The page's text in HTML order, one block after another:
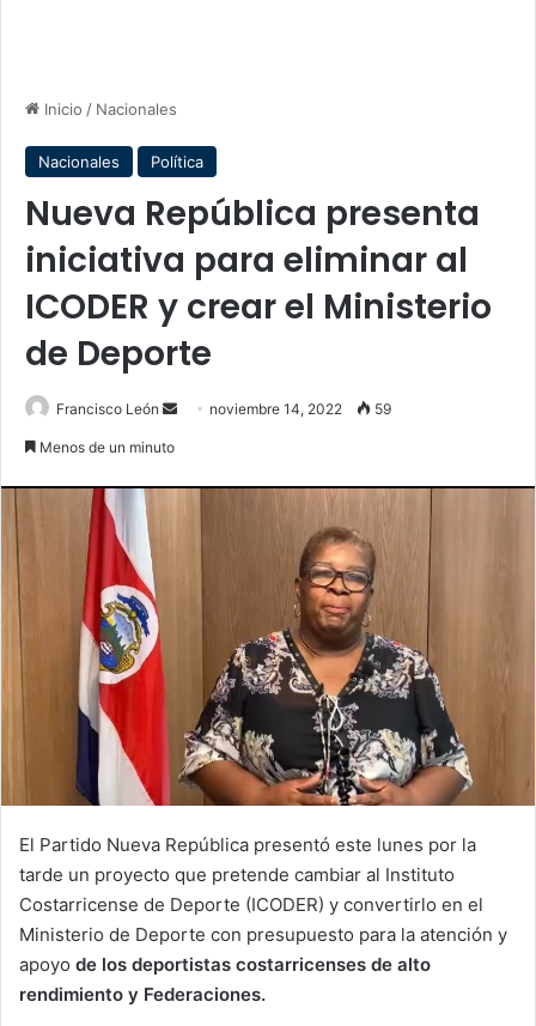
Inicio / Nacionales
Nacionales Política
Nueva República presenta
iniciativa para eliminar al
ICODER y crear el Ministerio
de Deporte
Francisco León
Send noviembre 14, 2022 59
Menos de un minuto
El Partido Nueva República presentó este lunes por la
tarde un proyecto que pretende cambiar al Instituto
Costarricense de Deporte (ICODER) y convertirlo en el
Ministerio de Deporte con presupuesto para la atención y
apoyo de los deportistas costarricenses de alto
rendimiento y Federaciones.